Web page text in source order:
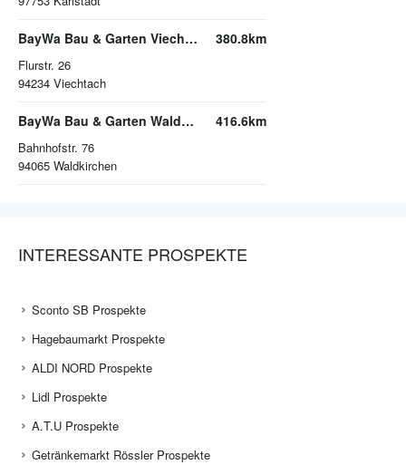
BayWa Bau & Garten Viechtach
Flurstr. 26
94234 Viechtach
380.8km
BayWa Bau & Garten Waldkirchen
Bahnhofstr. 76
94065 Waldkirchen
416.6km
INTERESSANTE PROSPEKTE
Sconto SB Prospekte
Hagebaumarkt Prospekte
ALDI NORD Prospekte
Lidl Prospekte
A.T.U Prospekte
Getränkemarkt Rössler Prospekte